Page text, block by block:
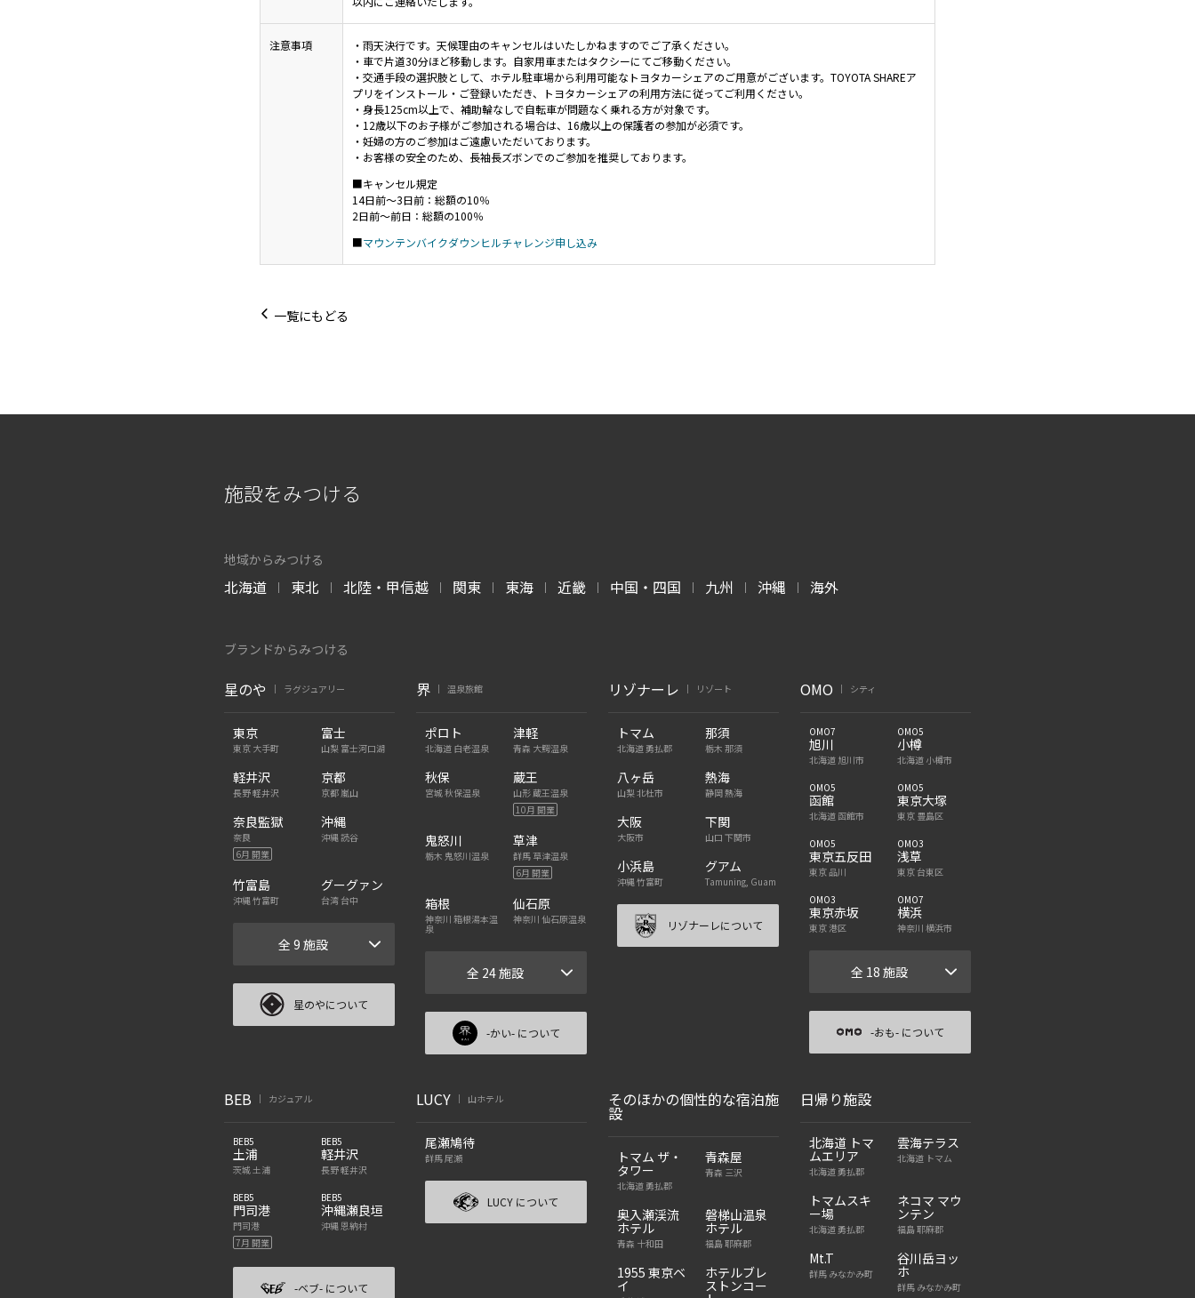
注意事項
・雨天決行です。天候理由のキャンセルはいたしかねますのでご了承ください。
・車で片道30分ほど移動します。自家用車またはタクシーにてご移動ください。
・交通手段の選択肢として、ホテル駐車場から利用可能なトヨタカーシェアのご用意がございます。TOYOTA SHAREア
プリをインストール・ご登録いただき、トヨタカーシェアの利用方法に従ってご利用ください。
・身長125cm以上で、補助輪なしで自転車が問題なく乗れる方が対象です。
・12歳以下のお子様がご参加される場合は、16歳以上の保護者の参加が必須です。
・妊婦の方のご参加はご遠慮いただいております。
・お客様の安全のため、長袖長ズボンでのご参加を推奨しております。
■キャンセル規定
14日前～3日前：総額の10％
2日前～前日：総額の100％
■マウンテンバイクダウンヒルチャレンジ申し込み
一覧にもどる
施設をみつける
地域からみつける
北海道 | 東北 | 北陸・甲信越 | 関東 | 東海 | 近畿 | 中国・四国 | 九州 | 沖縄 | 海外
ブランドからみつける
星のや ラグジュアリー
東京
東京 大手町
富士
山梨 富士河口湖
軽井沢
長野 軽井沢
京都
京都 嵐山
奈良監獄
奈良
6月 開業
沖縄
沖縄 読谷
竹富島
沖縄 竹富町
グーグァン
台湾 台中
全 9 施設
星のやについて
界 温泉旅館
ポロト
北海道 白老温泉
津軽
青森 大鰐温泉
秋保
宮城 秋保温泉
蔵王
山形 蔵王温泉
10月 開業
鬼怒川
栃木 鬼怒川温泉
草津
群馬 草津温泉
6月 開業
箱根
神奈川 箱根湯本温
泉
仙石原
神奈川 仙石原温泉
全 24 施設
-かい- について
リゾナーレ リゾート
トマム
北海道 勇払郡
那須
栃木 那須
八ヶ岳
山梨 北杜市
熱海
静岡 熱海
大阪
大阪市
下関
山口 下関市
小浜島
沖縄 竹富町
グアム
Tamuning, Guam
リゾナーレについて
OMO シティ
OMO7
旭川
北海道 旭川市
OMO5
小樽
北海道 小樽市
OMO5
函館
北海道 函館市
OMO5
東京大塚
東京 豊島区
OMO5
東京五反田
東京 品川
OMO3
浅草
東京 台東区
OMO3
東京赤坂
東京 港区
OMO7
横浜
神奈川 横浜市
全 18 施設
-おも- について
BEB カジュアル
BEB5
土浦
茨城 土浦
BEB5
軽井沢
長野 軽井沢
BEB5
門司港
門司港
7月 開業
BEB5
沖縄瀬良垣
沖縄 恩納村
-ベブ- について
LUCY 山ホテル
尾瀬鳩待
群馬 尾瀬
LUCY について
そのほかの個性的な宿泊施
設
トマム ザ・
タワー
北海道 勇払郡
青森屋
青森 三沢
奥入瀬渓流
ホテル
青森 十和田
磐梯山温泉
ホテル
福島 耶麻郡
1955 東京ベ
イ
ホテルブレ
ストンコー
日帰り施設
北海道 トマ
ムエリア
北海道 勇払郡
雲海テラス
北海道 トマム
トマムスキ
ー場
北海道 勇払郡
ネコマ マウ
ンテン
福島 耶麻郡
Mt.T
群馬 みなかみ町
谷川岳ヨッ
ホ
群馬 みなかみ町